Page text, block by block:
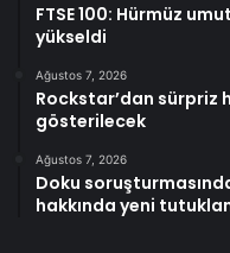
FTSE 100: Hürmüz
yükseldi
Ağustos 7, 2026
Rockstar’dan sürpriz
gösterilecek
Ağustos 7, 2026
Doku
hakkında yeni